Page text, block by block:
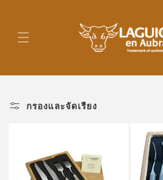
กรองและจัดเรียง